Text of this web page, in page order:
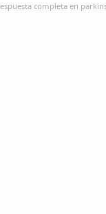
completa en